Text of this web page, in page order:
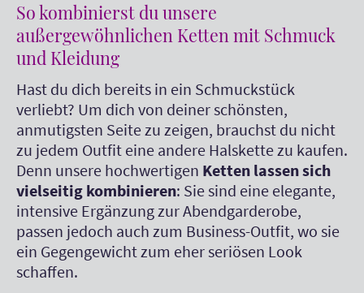
So kombinierst du unsere
außergewöhnlichen Ketten mit Schmuck
und Kleidung
Hast du dich bereits in ein Schmuckstück
verliebt? Um dich von deiner schönsten,
anmutigsten Seite zu zeigen, brauchst du nicht
zu jedem Outfit eine andere Halskette zu kaufen.
Denn unsere hochwertigen Ketten lassen sich
vielseitig kombinieren: Sie sind eine elegante,
intensive Ergänzung zur Abendgarderobe,
passen jedoch auch zum Business-Outfit, wo sie
ein Gegengewicht zum eher seriösen Look
schaffen.